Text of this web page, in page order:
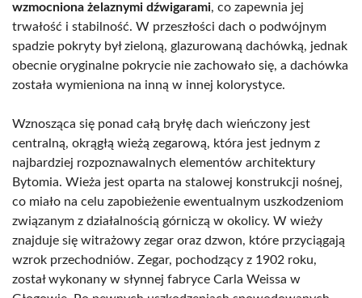
wzmocniona żelaznymi dźwigarami, co zapewnia jej
trwałość i stabilność. W przeszłości dach o podwójnym
spadzie pokryty był zieloną, glazurowaną dachówką, jednak
obecnie oryginalne pokrycie nie zachowało się, a dachówka
została wymieniona na inną w innej kolorystyce.
Wznosząca się ponad całą bryłę dach wieńczony jest
centralną, okrągłą wieżą zegarową, która jest jednym z
najbardziej rozpoznawalnych elementów architektury
Bytomia. Wieża jest oparta na stalowej konstrukcji nośnej,
co miało na celu zapobieżenie ewentualnym uszkodzeniom
związanym z działalnością górniczą w okolicy. W wieży
znajduje się witrażowy zegar oraz dzwon, które przyciągają
wzrok przechodniów. Zegar, pochodzący z 1902 roku,
został wykonany w słynnej fabryce Carla Weissa w